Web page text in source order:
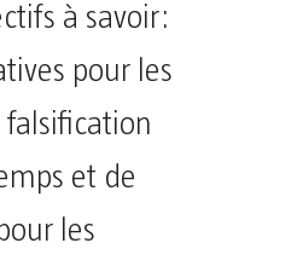
à savoir:
pour les
falsification
et de
les